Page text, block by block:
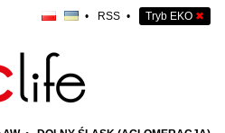
• RSS • Tryb EKO ✖